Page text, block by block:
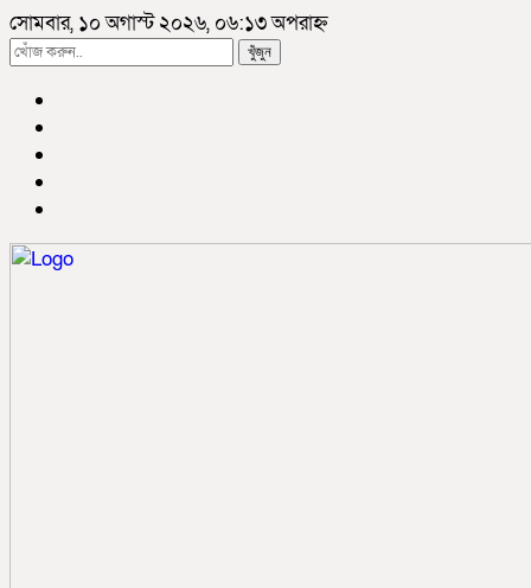
সোমবার, ১০ অগাস্ট ২০২৬, ০৬:১৩ অপরাহ্ন
খুঁজুন